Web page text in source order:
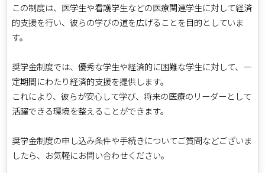
この制度は、医学生や看護学生などの医療関連学生に対して経済
的支援を行い、彼らの学びの道を広げることを目的としていま
す。
奨学金制度では、優秀な学生や経済的に困難な学生に対して、一
定期間にわたり経済的支援を提供します。
これにより、彼らが安心して学び、将来の医療のリーダーとして
活躍できる環境を整えることができます。
奨学金制度の申し込み条件や手続きについてご質問などございま
したら、お気軽にお問い合わせください。